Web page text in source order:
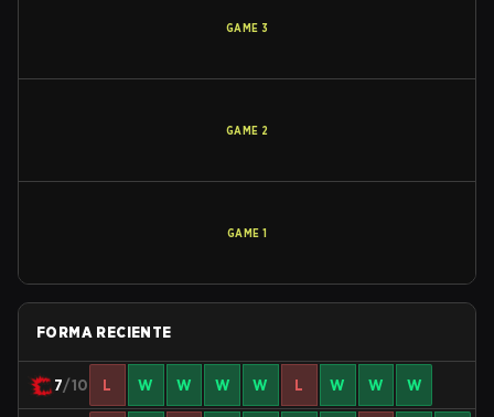
GAME 3
GAME 2
GAME 1
FORMA RECIENTE
7/10 L W W W W L W W W